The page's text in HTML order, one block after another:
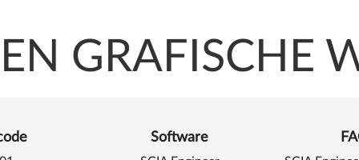
GRAFISCHE
van Problemen grafische
Software